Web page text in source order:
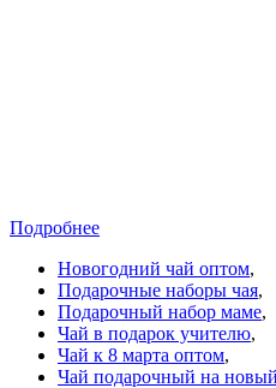
Подробнее
Новогодний чай оптом,
Подарочные наборы чая,
Подарочный набор маме,
Чай в подарок учителю,
Чай к 8 марта оптом,
Чай подарочный на